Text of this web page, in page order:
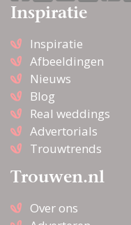
Inspiratie
Inspiratie
Afbeeldingen
Nieuws
Blog
Real weddings
Advertorials
Trouwtrends
Trouwen.nl
Over ons